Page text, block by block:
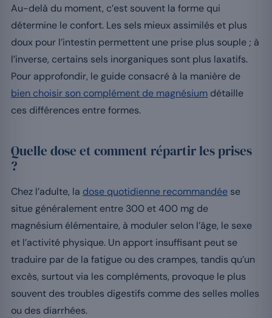
Au-delà du moment, c’est souvent la forme qui
détermine le confort. Les sels mieux assimilés et plus
doux pour l’intestin permettent une prise plus souple ; à
l’inverse, certains sels inorganiques sont plus laxatifs.
Pour approfondir, le guide consacré à la manière de
bien choisir son complément de magnésium détaille
ces différences entre formes.
Quelle dose et comment répartir les prises
?
Chez l’adulte, la dose quotidienne recommandée se
situe généralement entre 300 et 400 mg de
magnésium élémentaire, à moduler selon l’âge, le sexe
et l’activité physique. Un apport insuffisant peut se
traduire par de la fatigue ou des crampes, tandis qu’un
excès, surtout via les compléments, provoque le plus
souvent des troubles digestifs comme des selles molles
ou des diarrhées.